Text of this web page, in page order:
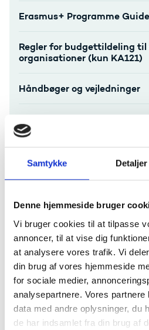
Samtykke Detaljer
Denne hjemmeside bruger
Vi bruger cookies til at tilpasse
annoncer, til at vise dig
at analysere vores trafik. Vi
din brug af vores hjemmeside
for sociale medier,
analysepartnere. Vores
data med andre oplysninger, du
de har indsamlet fra din brug af
Erasmus+ Programme
Regler for budgettildeling
organisationer (kun KA121)
Håndbøger og vejledninger
ORS-Organisation
Online Language Support
Formidling af projekt
Behandling af data og
Klagevejledning
Hjælp til